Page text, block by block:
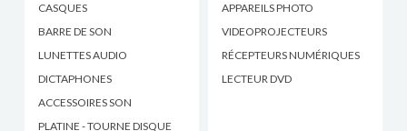
CASQUES
BARRE DE SON
LUNETTES AUDIO
DICTAPHONES
ACCESSOIRES SON
PLATINE - TOURNE DISQUE
APPAREILS PHOTO
VIDEOPROJECTEURS
RÉCEPTEURS NUMÉRIQUES
LECTEUR DVD